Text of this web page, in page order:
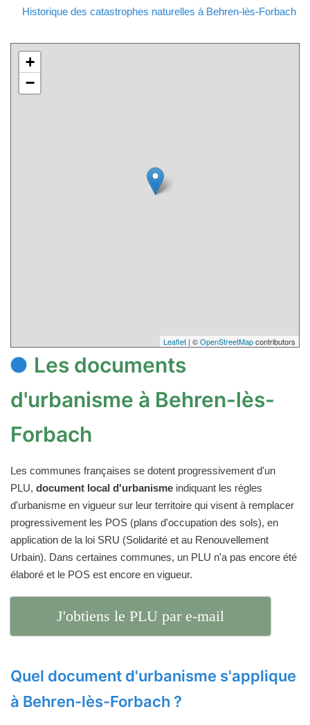
Historique des catastrophes naturelles à Behren-lès-Forbach
+
−
Leaflet | ©OpenStreetMapcontributors
Les documents
d'urbanisme à Behren-lès-
Forbach
Les communes françaises se dotent progressivement d'un
PLU, document local d'urbanisme indiquant les règles
d'urbanisme en vigueur sur leur territoire qui visent à remplacer
progressivement les POS (plans d'occupation des sols), en
application de la loi SRU (Solidarité et au Renouvellement
Urbain). Dans certaines communes, un PLU n'a pas encore été
élaboré et le POS est encore en vigueur.
J'obtiens le PLU par e-mail
Quel document d'urbanisme s'applique
à Behren-lès-Forbach ?